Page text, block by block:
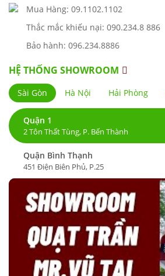
Mua Hàng: 09.1102.1102
Thắc mắc khiếu nại: 090.234.8 886
Bảo hành: 096.234.8886
HỆ THỐNG SHOWROOM
Sài Gòn Hà Nội Hải Phòng
Quận 1
2 Tôn Thất Tùng, P. Bến Thành
Quận Bình Thạnh
451 Điện Biên Phủ, P.25